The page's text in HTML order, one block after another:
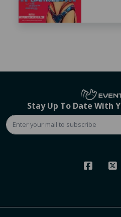
Stay Up To Date With